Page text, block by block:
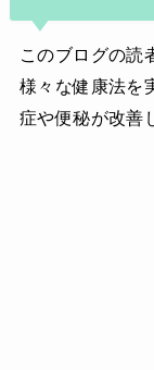
このブログの読
様々な健康法を
症や便秘が改善